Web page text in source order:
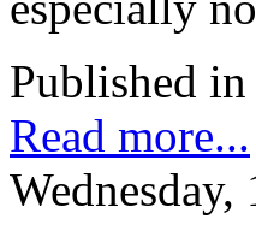
Published in
Read more...